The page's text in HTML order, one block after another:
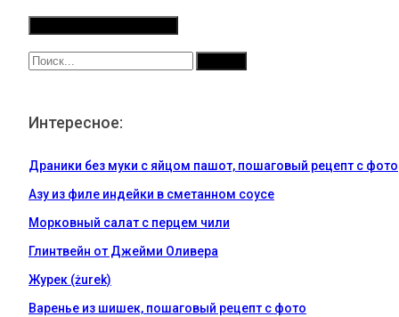
Интересное:
Драники без муки с яйцом пашот, пошаговый рецепт с фото
Азу из филе индейки в сметанном соусе
Морковный салат с перцем чили
Глинтвейн от Джейми Оливера
Журек (żurek)
Варенье из шишек, пошаговый рецепт с фото